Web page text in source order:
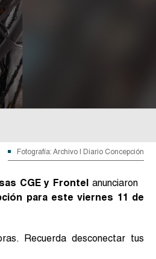
Fotografía: Archivo | Diario Concepción
CGE y Frontel anunciaron
para este viernes 11 de
Recuerda desconectar tus